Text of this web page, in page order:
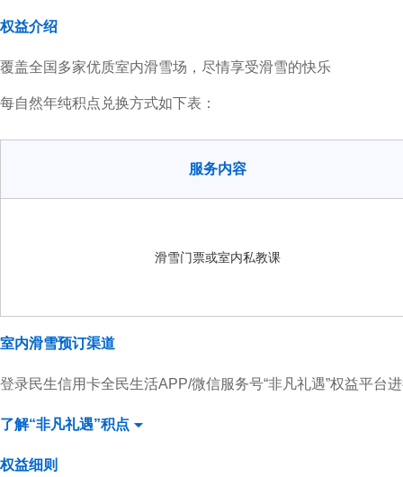
权益介绍
覆盖全国多家优质室内滑雪场，尽情享受滑雪的快乐
每自然年纯积点兑换方式如下表：
服务内容
滑雪门票或室内私教课
室内滑雪预订渠道
登录民生信用卡全民生活APP/微信服务号“非凡礼遇”权益平
了解“非凡礼遇”积点
权益细则